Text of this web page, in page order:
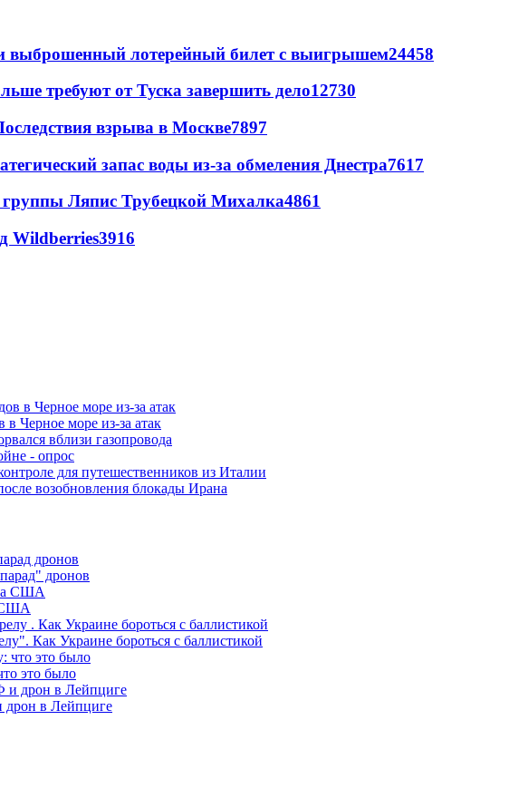
выброшенный лотерейный билет с выигрышем24458
требуют от Туска завершить дело12730
взрыва в Москве7897
запас воды из-за обмеления Днестра7617
группы Ляпис Трубецкой Михалка4861
Wildberries3916
Черное море из-за атак
вблизи газопровода
- опрос
для путешественников из Италии
возобновления блокады Ирана
дронов
США
Как Украине бороться с баллистикой
это было
в Лейпциге